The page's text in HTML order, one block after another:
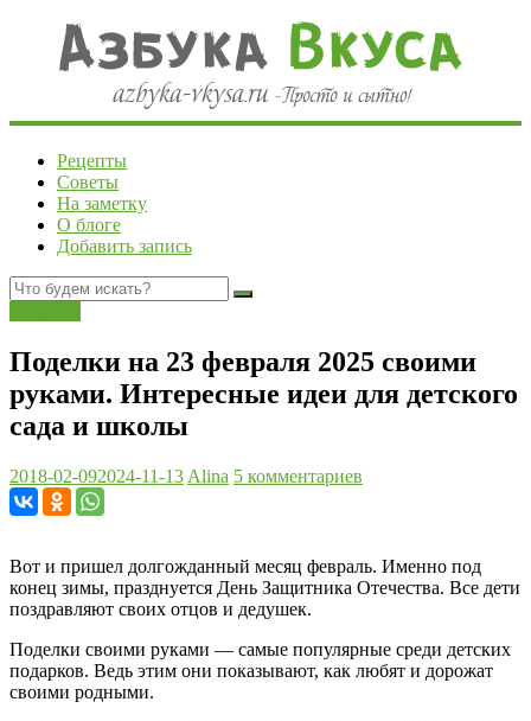
Рецепты
Советы
На заметку
О блоге
Добавить запись
Поделки на 23 февраля 2025 своими
руками. Интересные идеи для детского
сада и школы
2018-02-092024-11-13 Alina 5 комментариев
Вот и пришел долгожданный месяц февраль. Именно под
конец зимы, празднуется День Защитника Отечества. Все дети
поздравляют своих отцов и дедушек.
Поделки своими руками — самые популярные среди детских
подарков. Ведь этим они показывают, как любят и дорожат
своими родными.